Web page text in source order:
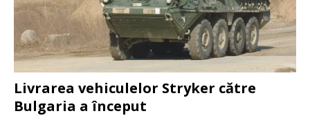
Livrarea vehiculelor Stryker către
Bulgaria a început